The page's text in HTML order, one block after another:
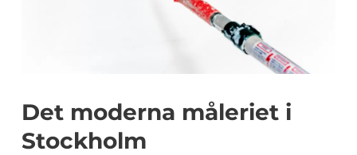
Det moderna måleriet i
Stockholm